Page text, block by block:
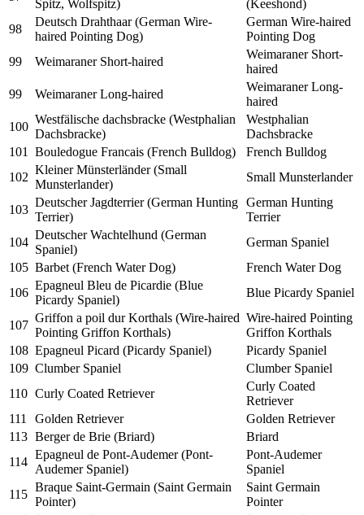
Spitz, Wolfspitz)
(Keeshond)
98
Deutsch Drahthaar (German Wire-
haired Pointing Dog)
German Wire-haired
Pointing Dog
99
Weimaraner Short-haired
Weimaraner Short-
haired
99
Weimaraner Long-haired
Weimaraner Long-
haired
100
Westfälische dachsbracke (Westphalian
Dachsbracke)
Westphalian
Dachsbracke
101
Bouledogue Francais (French Bulldog)
French Bulldog
102
Kleiner Münsterländer (Small
Munsterlander)
Small Munsterlander
103
Deutscher Jagdterrier (German Hunting
Terrier)
German Hunting
Terrier
104
Deutscher Wachtelhund (German
Spaniel)
German Spaniel
105 Barbet (French Water Dog)
French Water Dog
106
Epagneul Bleu de Picardie (Blue
Picardy Spaniel)
Blue Picardy Spaniel
107
Griffon a poil dur Korthals (Wire-haired
Pointing Griffon Korthals)
Wire-haired Pointing
Griffon Korthals
108 Epagneul Picard (Picardy Spaniel)
Picardy Spaniel
109 Clumber Spaniel
Clumber Spaniel
110 Curly Coated Retriever
Curly Coated
Retriever
111
Golden Retriever
Golden Retriever
113 Berger de Brie (Briard)
Briard
114
Epagneul de Pont-Audemer (Pont-
Audemer Spaniel)
Pont-Audemer
Spaniel
115
Braque Saint-Germain (Saint Germain
Pointer)
Saint Germain
Pointer